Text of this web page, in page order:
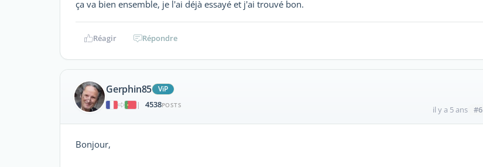
ça va bien ensemble, je l'ai déjà essayé et j'ai trouvé bon.
Réagir Répondre
Gerphin85
ViP
|
4538POSTS il y a 5 ans #6
Bonjour,